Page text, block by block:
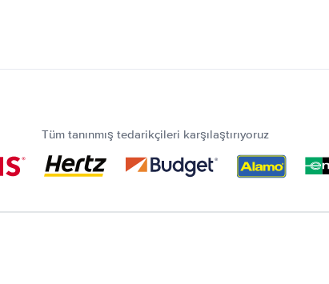
Tüm tanınmış tedarikçileri karşılaştırıyoruz